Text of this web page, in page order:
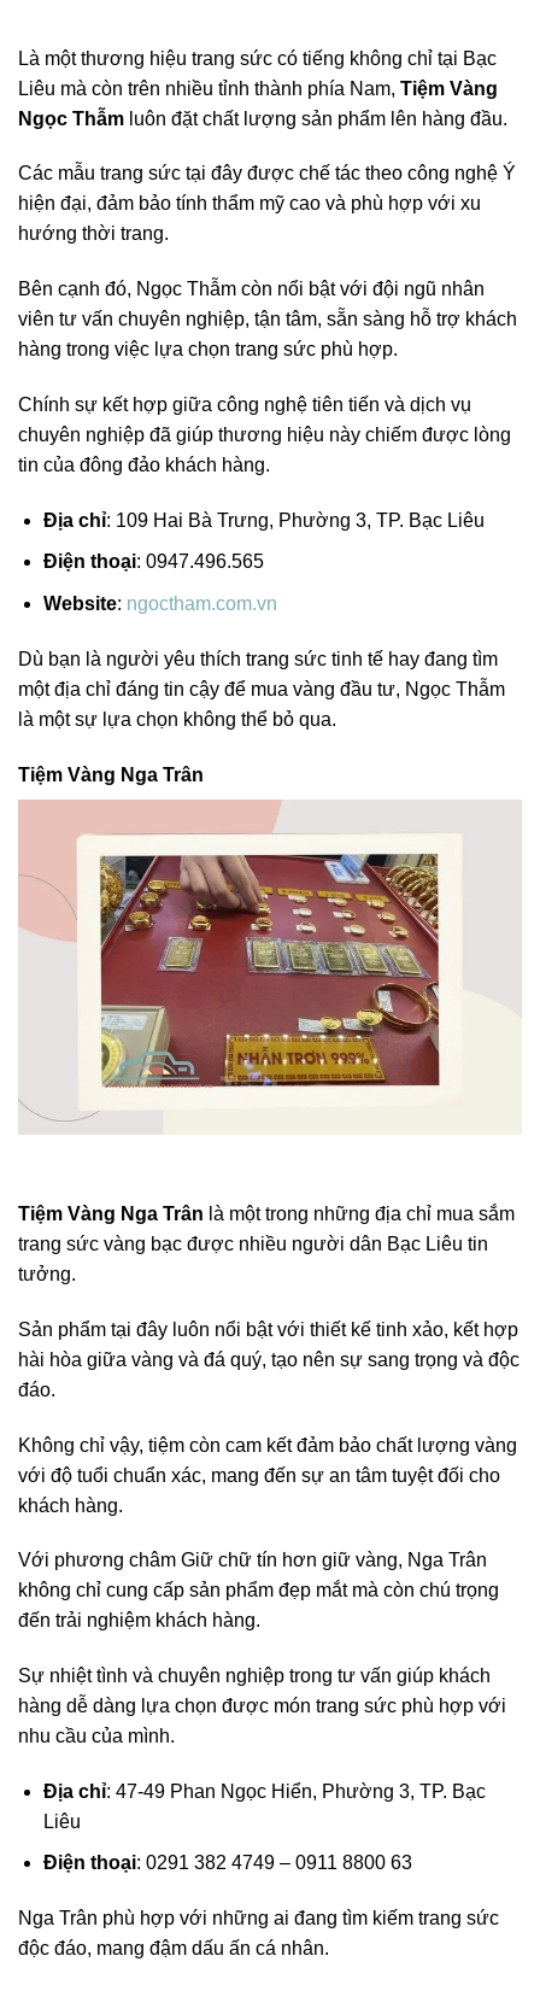
Là một thương hiệu trang sức có tiếng không chỉ tại Bạc
Liêu mà còn trên nhiều tỉnh thành phía Nam, Tiệm Vàng
Ngọc Thẫm luôn đặt chất lượng sản phẩm lên hàng đầu.
Các mẫu trang sức tại đây được chế tác theo công nghệ Ý
hiện đại, đảm bảo tính thẩm mỹ cao và phù hợp với xu
hướng thời trang.
Bên cạnh đó, Ngọc Thẫm còn nổi bật với đội ngũ nhân
viên tư vấn chuyên nghiệp, tận tâm, sẵn sàng hỗ trợ khách
hàng trong việc lựa chọn trang sức phù hợp.
Chính sự kết hợp giữa công nghệ tiên tiến và dịch vụ
chuyên nghiệp đã giúp thương hiệu này chiếm được lòng
tin của đông đảo khách hàng.
Địa chỉ: 109 Hai Bà Trưng, Phường 3, TP. Bạc Liêu
Điện thoại: 0947.496.565
Website: ngoctham.com.vn
Dù bạn là người yêu thích trang sức tinh tế hay đang tìm
một địa chỉ đáng tin cậy để mua vàng đầu tư, Ngọc Thẫm
là một sự lựa chọn không thể bỏ qua.
Tiệm Vàng Nga Trân
Tiệm Vàng Nga Trân là một trong những địa chỉ mua sắm
trang sức vàng bạc được nhiều người dân Bạc Liêu tin
tưởng.
Sản phẩm tại đây luôn nổi bật với thiết kế tinh xảo, kết hợp
hài hòa giữa vàng và đá quý, tạo nên sự sang trọng và độc
đáo.
Không chỉ vậy, tiệm còn cam kết đảm bảo chất lượng vàng
với độ tuổi chuẩn xác, mang đến sự an tâm tuyệt đối cho
khách hàng.
Với phương châm Giữ chữ tín hơn giữ vàng, Nga Trân
không chỉ cung cấp sản phẩm đẹp mắt mà còn chú trọng
đến trải nghiệm khách hàng.
Sự nhiệt tình và chuyên nghiệp trong tư vấn giúp khách
hàng dễ dàng lựa chọn được món trang sức phù hợp với
nhu cầu của mình.
Địa chỉ: 47-49 Phan Ngọc Hiển, Phường 3, TP. Bạc
Liêu
Điện thoại: 0291 382 4749 – 0911 8800 63
Nga Trân phù hợp với những ai đang tìm kiếm trang sức
độc đáo, mang đậm dấu ấn cá nhân.